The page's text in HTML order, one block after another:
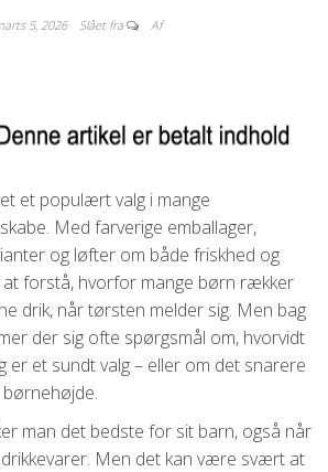
5, 2026 Slået fra Af
et populært valg i mange
Med farverige emballager,
og løfter om både friskhed og
at forstå, hvorfor mange børn rækker
drik, når tørsten melder sig. Men bag
der sig ofte spørgsmål om, hvorvidt
er et sundt valg – eller om det snarere
man det bedste for sit barn, også når
Men det kan være svært at